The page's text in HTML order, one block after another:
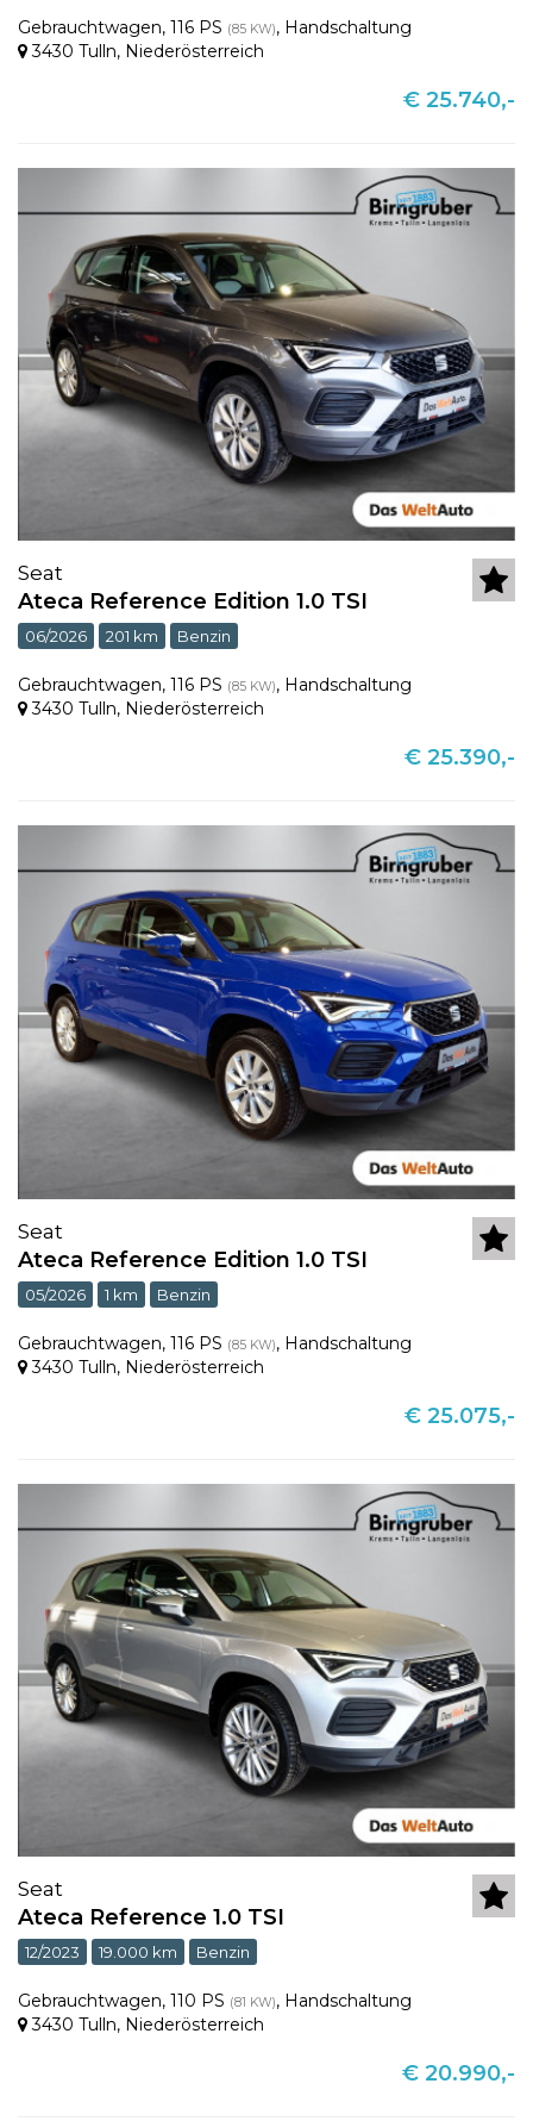
Gebrauchtwagen, 116 PS (85 KW), Handschaltung
3430 Tulln, Niederösterreich
€ 25.740,-
Seat
Ateca Reference Edition 1.0 TSI
06/2026 201 km Benzin
Gebrauchtwagen, 116 PS (85 KW), Handschaltung
3430 Tulln, Niederösterreich
€ 25.390,-
Seat
Ateca Reference Edition 1.0 TSI
05/2026 1 km Benzin
Gebrauchtwagen, 116 PS (85 KW), Handschaltung
3430 Tulln, Niederösterreich
€ 25.075,-
Seat
Ateca Reference 1.0 TSI
12/2023 19.000 km Benzin
Gebrauchtwagen, 110 PS (81 KW), Handschaltung
3430 Tulln, Niederösterreich
€ 20.990,-